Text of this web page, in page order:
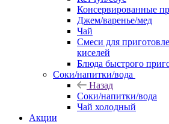
Консервированные
Джем/варенье/мед
Чай
Смеси для
киселей
Блюда быстрого
Соки/напитки/вода
Назад
Соки/напитки/вода
Чай холодный
Акции